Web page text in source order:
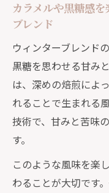
カラメルや黒糖感
ブレンド
ウィンターブレンド
黒糖を思わせる甘み
は、深めの焙煎によ
れることで生まれる
技術で、甘みと苦味
す。
このような風味を楽
わることが大切です